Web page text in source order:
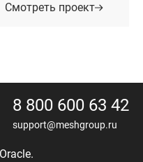
Смотреть проект
8 800 600 63 42
support@meshgroup.ru